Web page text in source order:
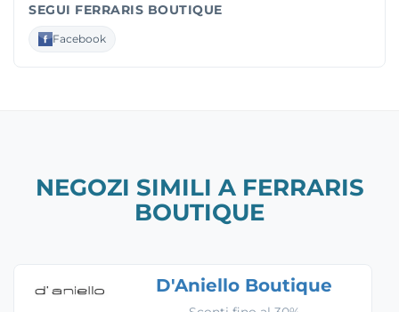
SEGUI FERRARIS BOUTIQUE
Facebook
NEGOZI SIMILI A FERRARIS
BOUTIQUE
D'Aniello Boutique